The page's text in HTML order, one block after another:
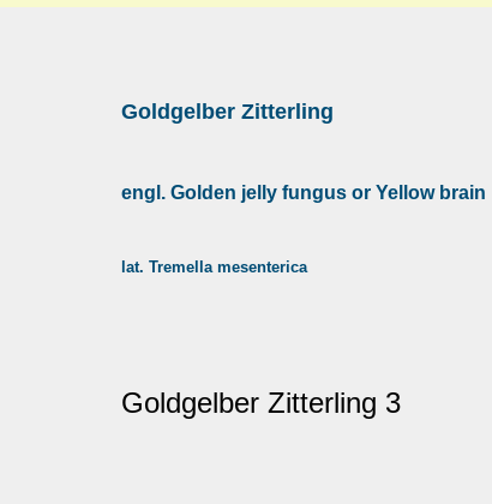
Goldgelber Zitterling
engl. Golden jelly fungus or Yellow brain
lat. Tremella mesenterica
Goldgelber Zitterling 3